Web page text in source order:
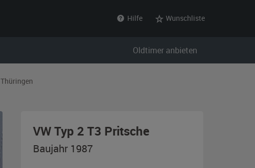
Hilfe Wunschliste
Oldtimer anbieten
Thüringen
VW Typ 2 T3 Pritsche
Baujahr 1987